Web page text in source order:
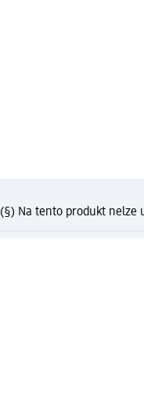
(§) Na tento produkt nelze